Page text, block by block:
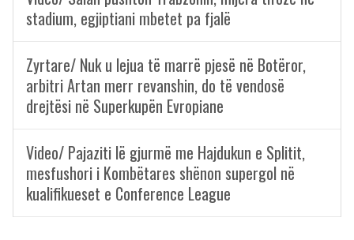
stadium, egjiptiani mbetet pa fjalë
Zyrtare/ Nuk u lejua të marrë pjesë në Botëror,
arbitri Artan merr revanshin, do të vendosë
drejtësi në Superkupën Evropiane
Video/ Pajaziti lë gjurmë me Hajdukun e Splitit,
mesfushori i Kombëtares shënon supergol në
kualifikueset e Conference League